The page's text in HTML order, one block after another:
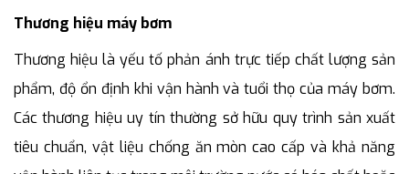
Thương hiệu máy bơm
Thương hiệu là yếu tố phản ánh trực tiếp chất lượng sản
phẩm, độ ổn định khi vận hành và tuổi thọ của máy bơm.
Các thương hiệu uy tín thường sở hữu quy trình sản xuất
tiêu chuẩn, vật liệu chống ăn mòn cao cấp và khả năng